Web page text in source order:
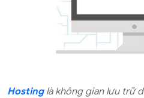
Hostinglà không gian lưu trữ